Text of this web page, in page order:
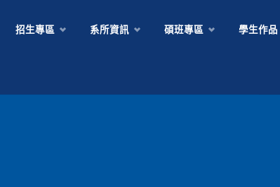
招生專區 系所資訊 碩班專區 學生作品